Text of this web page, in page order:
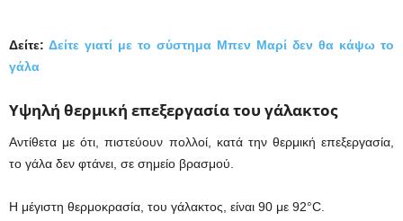
Δείτε: Δείτε γιατί με το σύστημα Μπεν Μαρί δεν θα κάψω το
γάλα
Υψηλή θερμική επεξεργασία του γάλακτος
Αντίθετα με ότι, πιστεύουν πολλοί, κατά την θερμική επεξεργασία,
το γάλα δεν φτάνει, σε σημείο βρασμού.
Η μέγιστη θερμοκρασία, του γάλακτος, είναι 90 με 92°C.